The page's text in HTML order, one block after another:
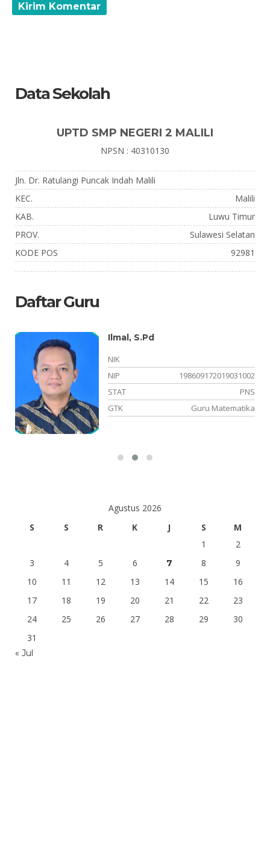
Data Sekolah
UPTD SMP NEGERI 2 MALILI
NPSN : 40310130
Jln. Dr. Ratulangi Puncak Indah Malili
KEC.
Malili
KAB.
Luwu Timur
PROV.
Sulawesi Selatan
KODE POS
92981
Daftar Guru
Ilmal, S.Pd
NIK
NIP
198609172019031002
STAT
PNS
GTK
Guru Matematika
Agustus 2026
S
S R K J S
M
1
2
3
4 5 6 7 8
9
10
11 12 13 14 15
16
17
18 19 20 21 22
23
24
25 26 27 28 29
30
31
« Jul